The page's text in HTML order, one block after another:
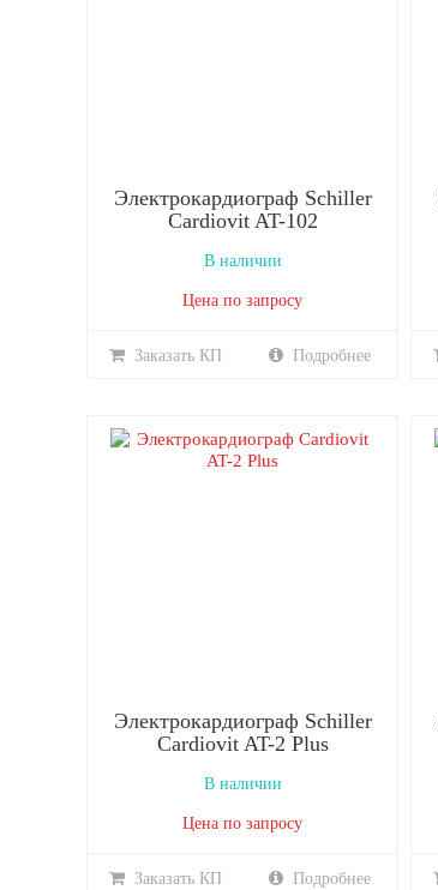
Электрокардиограф Schiller
Cardiovit AT-102
В наличии
Цена по запросу
Заказать КП Подробнее
Электрокардиограф Schiller
Cardiovit AT-2 Plus
В наличии
Цена по запросу
Заказать КП Подробнее